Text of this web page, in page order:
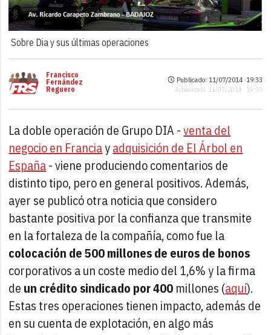
Sobre Dia y sus últimas operaciones
Francisco
Fernández
Reguero
Publicado: 11/07/2014 ·19:33
Actualizado: 11/07/2014 · 19:33
La doble operación de Grupo DIA -venta del
negocio en Franciayadquisición de El Árbol en
España- viene produciendo comentarios de
distinto tipo, pero en general positivos. Además,
ayer se publicó otra noticia que considero
bastante positiva por la confianza que transmite
en la fortaleza de la compañía, como fue la
colocación de 500 millones de euros de bonos
corporativos a un coste medio del 1,6% y la firma
de un crédito sindicado por 400 millones (aquí).
Estas tres operaciones tienen impacto, además de
en su cuenta de explotación, en algo más